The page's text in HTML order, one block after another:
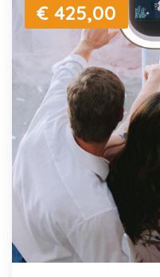
€ 425,00